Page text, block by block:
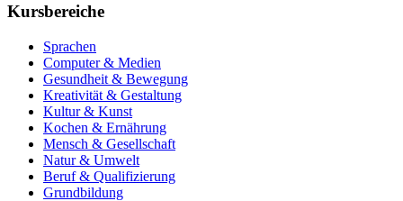
Kursbereiche
Sprachen
Computer & Medien
Gesundheit & Bewegung
Kreativität & Gestaltung
Kultur & Kunst
Kochen & Ernährung
Mensch & Gesellschaft
Natur & Umwelt
Beruf & Qualifizierung
Grundbildung